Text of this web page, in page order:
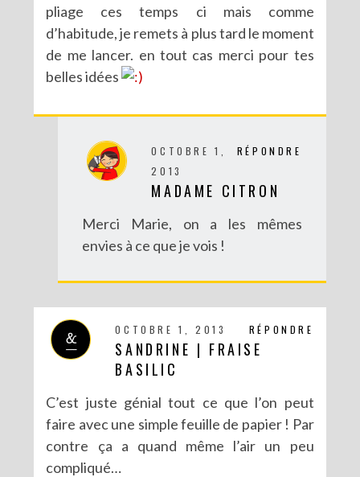
pliage ces temps ci mais comme
d’habitude, je remets à plus tard le moment
de me lancer. en tout cas merci pour tes
belles idées
RÉPONDRE
OCTOBRE 1,
2013
MADAME CITRON
Merci Marie, on a les mêmes
envies à ce que je vois !
RÉPONDRE
OCTOBRE 1, 2013
SANDRINE | FRAISE
BASILIC
C’est juste génial tout ce que l’on peut
faire avec une simple feuille de papier ! Par
contre ça a quand même l’air un peu
compliqué…